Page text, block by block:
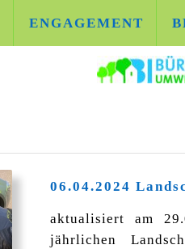
ENGAGEMENT
06.04.2024
aktualisiert am
jährlichen